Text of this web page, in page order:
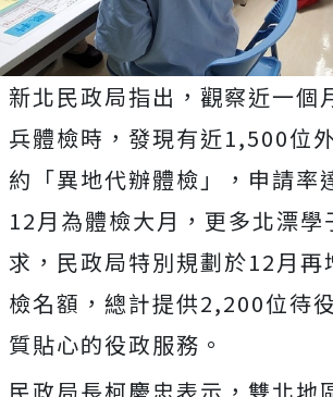
新北民政局指出，觀察近一個
兵體檢時，發現有近1,500位
約「異地代辦體檢」，申請率
12月為體檢大月，更多北漂學
求，民政局特別規劃於12月再
檢名額，總計提供2,200位待
質貼心的役政服務。